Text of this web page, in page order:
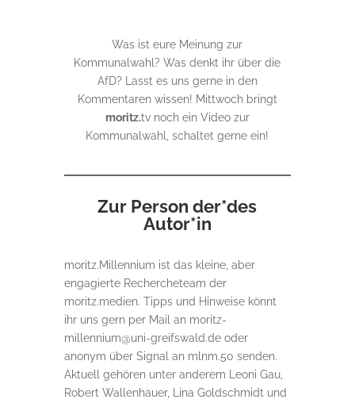
Was ist eure Meinung zur
Kommunalwahl? Was denkt ihr über die
AfD? Lasst es uns gerne in den
Kommentaren wissen! Mittwoch bringt
moritz.tv noch ein Video zur
Kommunalwahl, schaltet gerne ein!
Zur Person der*des
Autor*in
moritz.Millennium ist das kleine, aber
engagierte Rechercheteam der
moritz.medien. Tipps und Hinweise könnt
ihr uns gern per Mail an moritz-
millennium@uni-greifswald.de oder
anonym über Signal an mlnm.50 senden.
Aktuell gehören unter anderem Leoni Gau,
Robert Wallenhauer, Lina Goldschmidt und